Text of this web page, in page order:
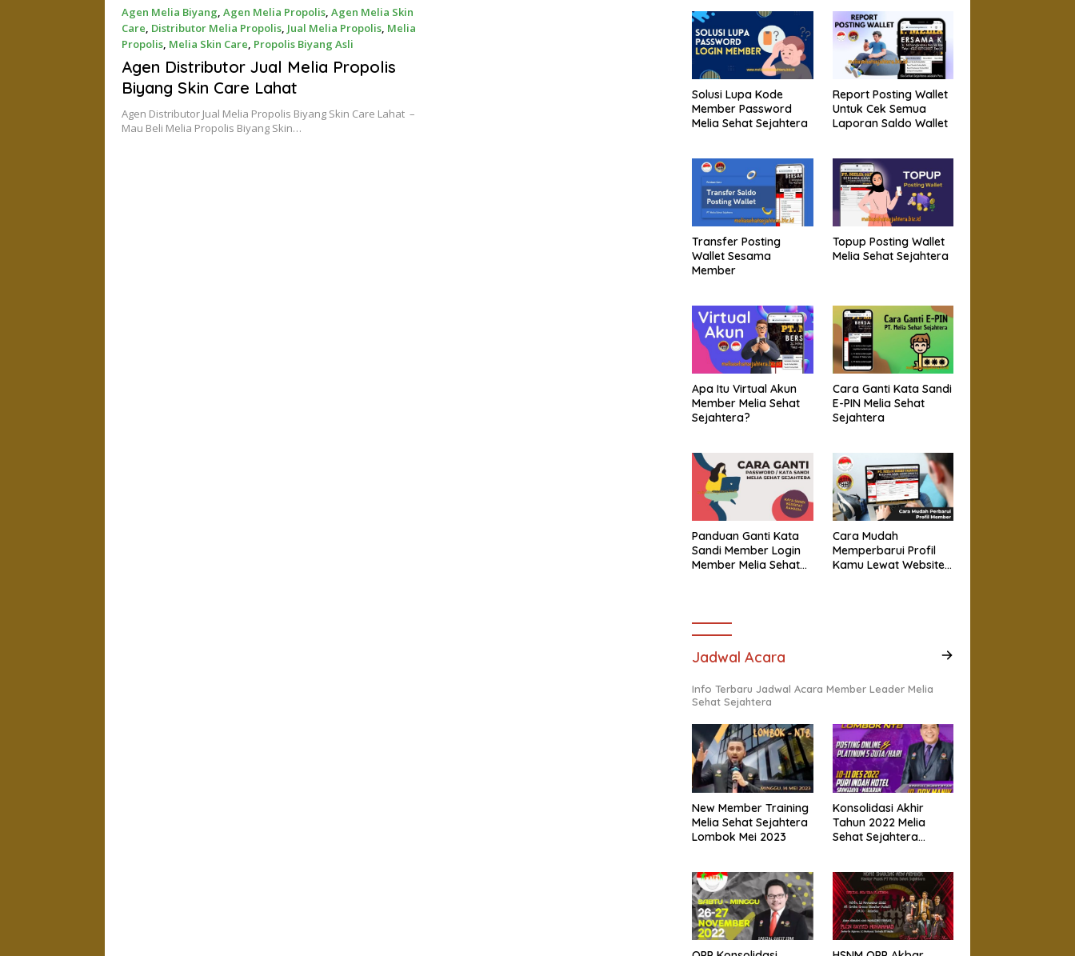
Agen Melia Biyang, Agen Melia Propolis, Agen Melia Skin
Care, Distributor Melia Propolis, Jual Melia Propolis, Melia
Propolis, Melia Skin Care, Propolis Biyang Asli
November 21, 2017
Agen Distributor Jual Melia Propolis
Biyang Skin Care Lahat
Agen Distributor Jual Melia Propolis Biyang Skin Care Lahat –
Mau Beli Melia Propolis Biyang Skin…
Solusi Lupa Kode
Member Password
Melia Sehat Sejahtera
Report Posting Wallet
Untuk Cek Semua
Laporan Saldo Wallet
Transfer Posting
Wallet Sesama
Member
Topup Posting Wallet
Melia Sehat Sejahtera
Apa Itu Virtual Akun
Member Melia Sehat
Sejahtera?
Cara Ganti Kata Sandi
E-PIN Melia Sehat
Sejahtera
Panduan Ganti Kata
Sandi Member Login
Member Melia Sehat
Cara Mudah
Memperbarui Profil
Kamu Lewat Website
Jadwal Acara
Info Terbaru Jadwal Acara Member Leader Melia
Sehat Sejahtera
New Member Training
Melia Sehat Sejahtera
Lombok Mei 2023
Konsolidasi Akhir
Tahun 2022 Melia
Sehat Sejahtera